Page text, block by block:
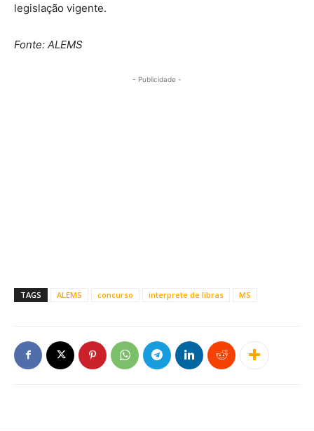
legislação vigente.
Fonte: ALEMS
- Publicidade -
TAGS ALEMS concurso interprete de libras MS